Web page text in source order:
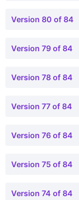
Version 80 of 84
Version 79 of 84
Version 78 of 84
Version 77 of 84
Version 76 of 84
Version 75 of 84
Version 74 of 84